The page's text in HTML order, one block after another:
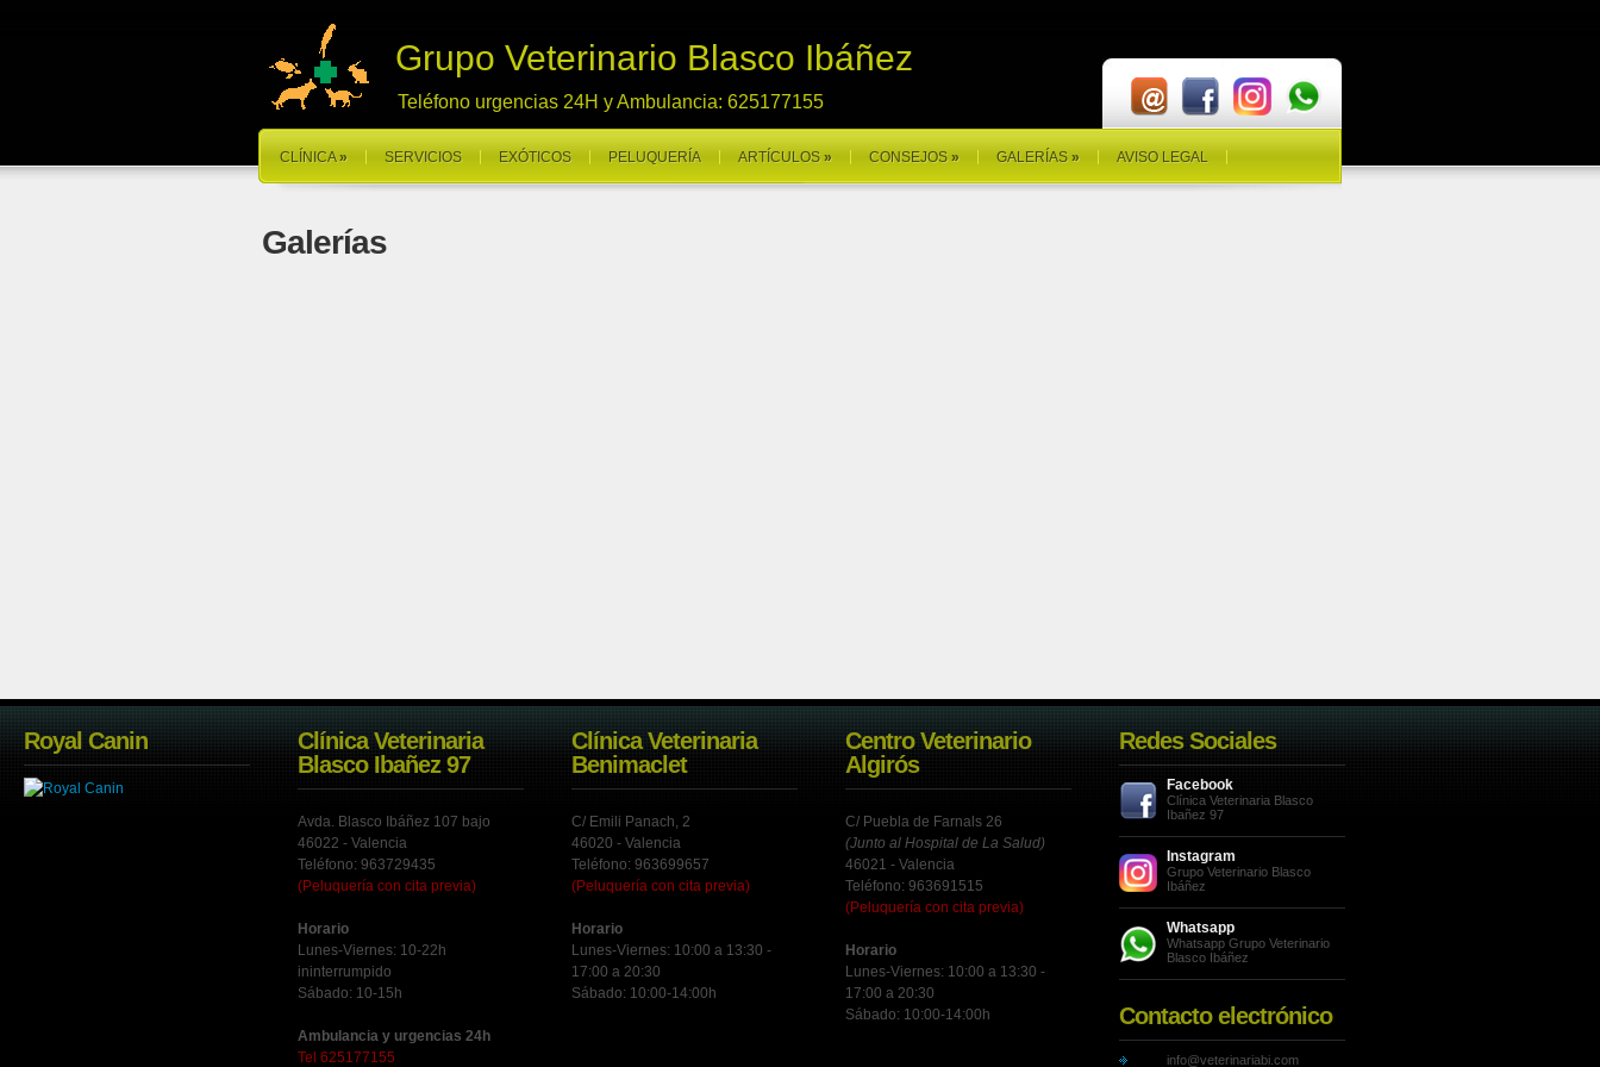
Grupo Veterinario Blasco Ibáñez
Teléfono urgencias 24H y Ambulancia: 625177155
CLÍNICA » SERVICIOS EXÓTICOS PELUQUERÍA ARTÍCULOS » CONSEJOS » GALERÍAS » AVISO LEGAL
Galerías
Royal Canin
Clínica Veterinaria
Blasco Ibañez 97
Avda. Blasco Ibáñez 107 bajo
46022 - Valencia
Teléfono: 963729435
(Peluquería con cita previa)
Horario
Lunes-Viernes: 10-22h
ininterrumpido
Sábado: 10-15h
Ambulancia y urgencias 24h
Tel 625177155
Clínica Veterinaria
Benimaclet
C/ Emili Panach, 2
46020 - Valencia
Teléfono: 963699657
(Peluquería con cita previa)
Horario
Lunes-Viernes: 10:00 a 13:30 -
17:00 a 20:30
Sábado: 10:00-14:00h
Centro Veterinario
Algirós
C/ Puebla de Farnals 26
(Junto al Hospital de La Salud)
46021 - Valencia
Teléfono: 963691515
(Peluquería con cita previa)
Horario
Lunes-Viernes: 10:00 a 13:30 -
17:00 a 20:30
Sábado: 10:00-14:00h
Redes Sociales
Facebook
Clínica Veterinaria Blasco
Ibañez 97
Instagram
Grupo Veterinario Blasco
Ibáñez
Whatsapp
Whatsapp Grupo Veterinario
Blasco Ibáñez
Contacto electrónico
info@veterinariabi.com